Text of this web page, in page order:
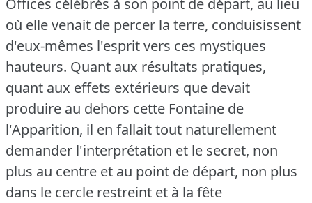
Offices célébrés à son point de départ, au lieu
où elle venait de percer la terre, conduisissent
d'eux-mêmes l'esprit vers ces mystiques
hauteurs. Quant aux résultats pratiques,
quant aux effets extérieurs que devait
produire au dehors cette Fontaine de
l'Apparition, il en fallait tout naturellement
demander l'interprétation et le secret, non
plus au centre et au point de départ, non plus
dans le cercle restreint et à la fête